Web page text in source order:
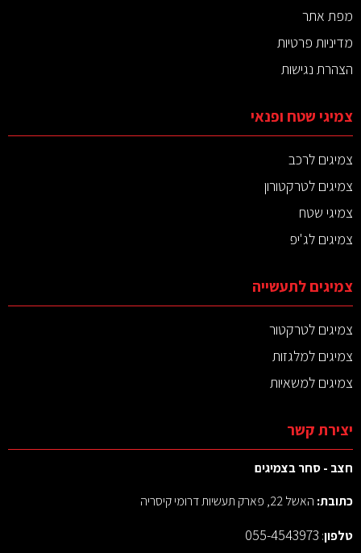
מפת אתר
מדיניות פרטיות
הצהרת נגישות
צמיגי שטח ופנאי
צמיגים לרכב
צמיגים לטרקטורון
צמיגי שטח
צמיגים לג'יפ
צמיגים לתעשייה
צמיגים לטרקטור
צמיגים למלגזות
צמיגים למשאיות
יצירת קשר
חצב - סחר בצמיגים
כתובת: האשל 22, פארק תעשיות דרומי קיסריה
טלפון:
055-4543973